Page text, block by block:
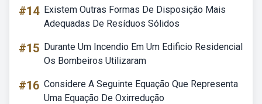
#14 Existem Outras Formas De Disposição Mais
Adequadas De Resíduos Sólidos
#15 Durante Um Incendio Em Um Edificio Residencial
Os Bombeiros Utilizaram
#16 Considere A Seguinte Equação Que Representa
Uma Equação De Oxirredução